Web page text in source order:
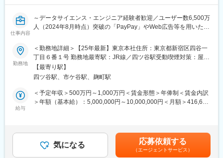
◎新商品や新サービスの企画・立案、既存サービスの改良、ま
た、これらのプロジェクトマネジメント
◎仮説構築・SQLを利用したデータ取得・BIツールを用いた分析
による検証
◎法令・ガイドラインの調査・ビジネス意見の作成・レポートの
作成
◎各種契約書のドラフト作成・社内法務部・ステークホルダーと
の契約条文調整
◎ステークホルダーとの各種交渉・調整
メンテーション・SQL・データ分析・プレゼンテーションスキル
など）をフル活用しながら、PayPayのスピード感あふれるダイナ
ミックな業務を日々経験できます。旧来の大企業のような階層的
仕事内容
～データサイエンス・エンジニア経験者歓迎／ユーザー数6,500万
人（2024年8月時点）突破の「PayPay」やWeb広告等を用いた分
当社では、PayPayミニアプリ上のクレジットというQR決済・
PayPayカードの会員獲得、利用促進の2つの領域でのプロモーシ
ョン展開を含むマーケティング活動を全般的に実施しています。
今回の配属想定となるデータ分析グループはマーケティング業務
において行動データの計測・分析のほか、SQL言語を使ったデー
タ抽出から考察、企画の対象者設計や運用を含めた業務を担当し
ています。
保守・運用、関連したデータ抽出・分析業務を担っていただきま
す。またエンジニアやデザイナー等の他部署と連携した計測環境
の整備・推進のほか、後進育成および手順書やルール等の運用整
勤務地
＜勤務地詳細＞【25年最新】東京本社住所：東京都新宿区四谷一
丁目６番１号 勤務地最寄駅：JR線／四ツ谷駅受動喫煙対策：屋内
喫煙可能場所あり変更の範囲：会社の定める事業所（リモートワ
ーク含む）
【最寄り駅】
四ツ谷駅、市ケ谷駅、麹町駅
給与
＜予定年収＞500万円～1,000万円＜賃金形態＞年俸制＜賃金内訳
＞年額（基本給）：5,000,000円～10,000,000円＜月額＞416,666
ンセンティブ）を支給（年1回）賃金はあくまでも目安の金額であ
り、選考を通じて上下する可能性があります。月給(月額)は固定手
気になる 応募依頼する
（エージェントサービス）